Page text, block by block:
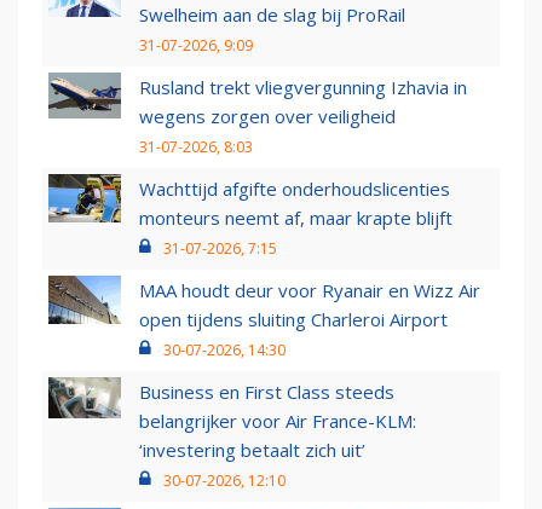
Swelheim aan de slag bij ProRail
31-07-2026, 9:09
Rusland trekt vliegvergunning Izhavia in
wegens zorgen over veiligheid
31-07-2026, 8:03
Wachttijd afgifte onderhoudslicenties
monteurs neemt af, maar krapte blijft
31-07-2026, 7:15
MAA houdt deur voor Ryanair en Wizz Air
open tijdens sluiting Charleroi Airport
30-07-2026, 14:30
Business en First Class steeds
belangrijker voor Air France-KLM:
‘investering betaalt zich uit’
30-07-2026, 12:10